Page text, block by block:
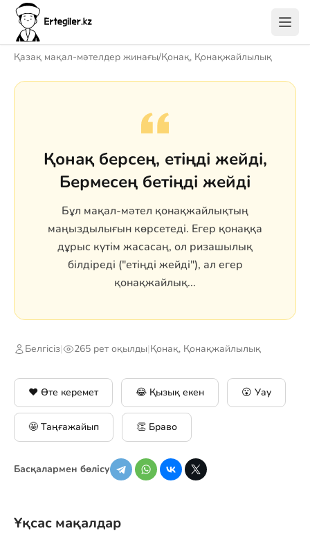
Қазақ мақал-мәтелдер жинағы/Қонақ, Қонақжайлылық
Қонақ берсең, етіңді жейді,
Бермесең бетіңді жейді
Бұл мақал-мәтел қонақжайлықтың
маңыздылығын көрсетеді. Егер қонаққа
дұрыс күтім жасасаң, ол ризашылық
білдіреді ("етіңді жейді"), ал егер
қонақжайлық...
Белгісіз| 265 рет оқылды|Қонақ, Қонақжайлылық
❤️ Өте керемет 😂 Қызық екен 😮 Уау
🤩 Таңғажайып 👏 Браво
Басқалармен бөлісу
Ұқсас мақалдар